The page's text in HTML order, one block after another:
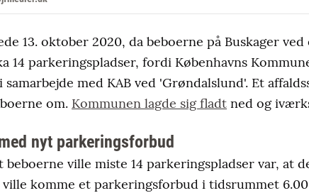
13. oktober 2020, da beboerne på Buskager
14 parkeringspladser, fordi Københavns
samarbejde med KAB ved 'Grøndalslund'. Et
om. Kommunen lagde sig fladt ned og
nyt parkeringsforbud
ville miste 14 parkeringspladser var, at
ville komme et parkeringsforbud i tidsrummet